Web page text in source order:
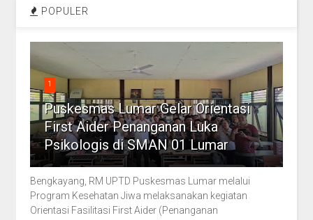
POPULER
1
Puskesmas Lumar Gelar Orientasi
First Aider Penanganan Luka
Psikologis di SMAN 01 Lumar
Bengkayang, RM UPTD Puskesmas Lumar melalui
Program Kesehatan Jiwa melaksanakan kegiatan
Orientasi Fasilitasi First Aider (Penanganan